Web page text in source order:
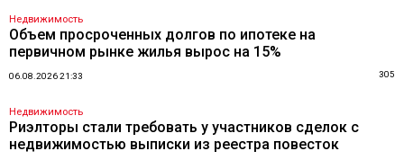
Недвижимость
Объем просроченных долгов по ипотеке на
первичном рынке жилья вырос на 15%
06.08.2026 21:33 305
Недвижимость
Риэлторы стали требовать у участников сделок с
недвижимостью выписки из реестра повесток